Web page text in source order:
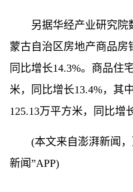
另据华经产业研究院
蒙古自治区房地产商品房
同比增长14.3%。商品住
米，同比增长13.4%，其
125.13万平方米，同比增
(本文来自澎湃新闻
新闻”APP)